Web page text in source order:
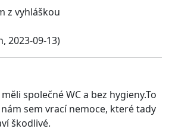
z vyhláškou
2023-09-13)
společné WC a bez hygieny.To
sem vrací nemoce, které tady
škodlivé.